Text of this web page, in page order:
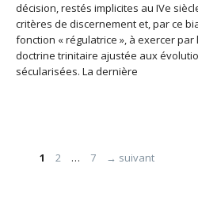
décision, restés implicites au IVe
critères de discernement et, par ce
fonction « régulatrice », à exercer
doctrine trinitaire ajustée aux
sécularisées. La dernière
Page
1 Page
2 … Page
7 → suivant